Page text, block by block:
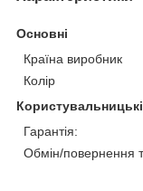
Основні
Країна виробник
Колір
Гарантія:
Обмін/повернення